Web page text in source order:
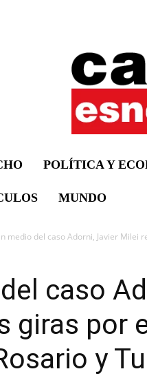
POLÍTICA Y
MUNDO
medio del caso Adorni, Javier Milei
caso
giras por
y